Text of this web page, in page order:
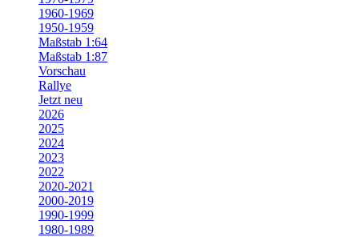
1960-1969
1950-1959
Maßstab 1:64
Maßstab 1:87
Vorschau
Rallye
Jetzt neu
2026
2025
2024
2023
2022
2020-2021
2000-2019
1990-1999
1980-1989